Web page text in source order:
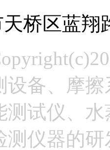
桥区蓝翔
设备、摩
测试仪、
测仪器的